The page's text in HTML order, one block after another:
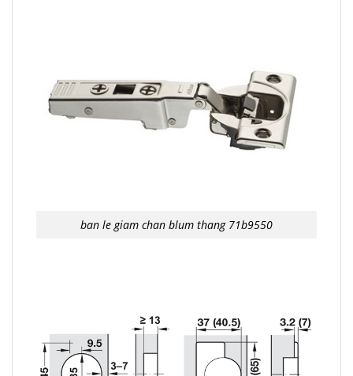
ban le giam chan blum thang 71b9550